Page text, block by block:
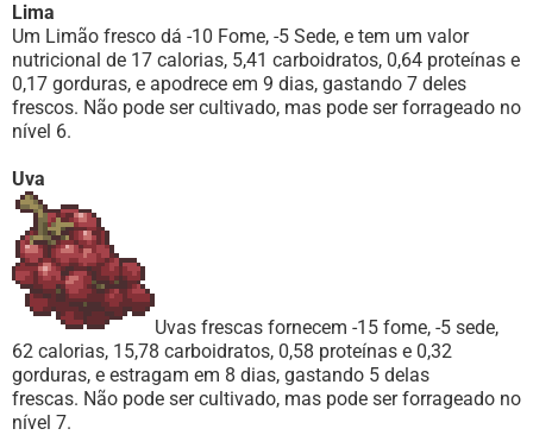
Lima
Um Limão fresco dá -10 Fome, -5 Sede, e tem um valor
nutricional de 17 calorias, 5,41 carboidratos, 0,64 proteínas e
0,17 gorduras, e apodrece em 9 dias, gastando 7 deles
frescos. Não pode ser cultivado, mas pode ser forrageado no
nível 6.
Uva
Uvas frescas fornecem -15 fome, -5 sede,
62 calorias, 15,78 carboidratos, 0,58 proteínas e 0,32
gorduras, e estragam em 8 dias, gastando 5 delas
frescas. Não pode ser cultivado, mas pode ser forrageado no
nível 7.